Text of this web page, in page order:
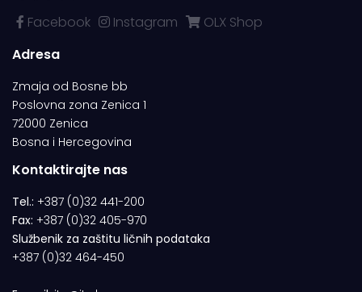
Facebook Instagram
OLX Shop
Adresa
Zmaja od Bosne bb
Poslovna zona Zenica 1
72000 Zenica
Bosna i Hercegovina
Kontaktirajte nas
Tel.: +387 (0)32 441-200
Fax: +387 (0)32 405-970
Službenik za zaštitu ličnih podataka
+387 (0)32 464-450